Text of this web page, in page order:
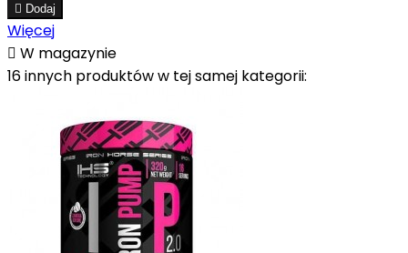
 Dodaj
Więcej
 W magazynie
16 innych produktów w tej samej kategorii: